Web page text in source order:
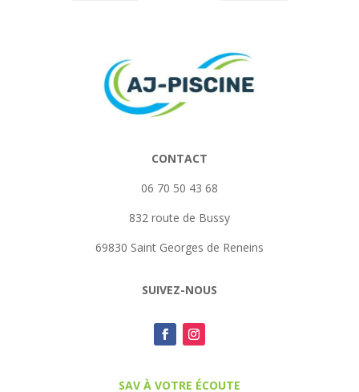
CONTACT
06 70 50 43 68
832 route de Bussy
69830 Saint Georges de Reneins
SUIVEZ-NOUS
SAV À VOTRE ÉCOUTE